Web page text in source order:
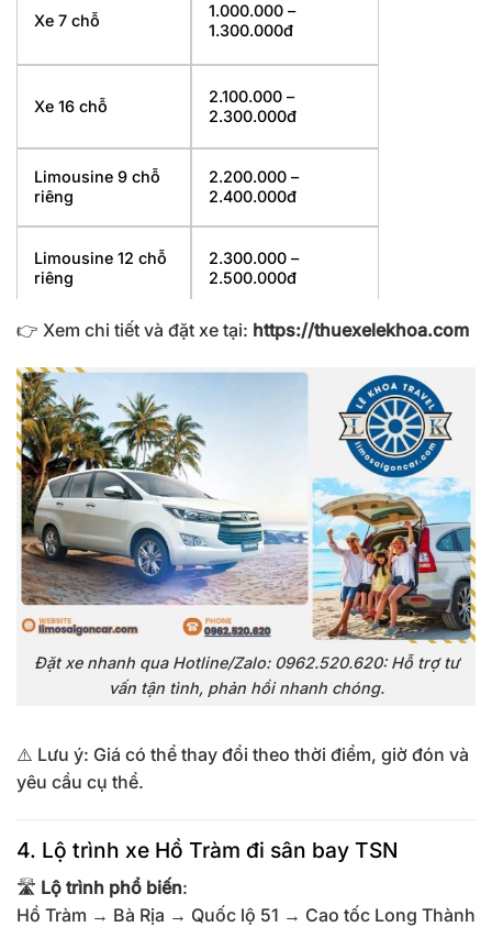
Xe 7 chỗ
1.000.000 –
1.300.000đ
Xe 16 chỗ
2.100.000 –
2.300.000đ
Limousine 9 chỗ
riêng
2.200.000 –
2.400.000đ
Limousine 12 chỗ
riêng
2.300.000 –
2.500.000đ
👉 Xem chi tiết và đặt xe tại: https://thuexelekhoa.com
Đặt xe nhanh qua Hotline/Zalo: 0962.520.620: Hỗ trợ tư
vấn tận tình, phản hồi nhanh chóng.
⚠️ Lưu ý: Giá có thể thay đổi theo thời điểm, giờ đón và
yêu cầu cụ thể.
4. Lộ trình xe Hồ Tràm đi sân bay TSN
🛣 Lộ trình phổ biến:
Hồ Tràm → Bà Rịa → Quốc lộ 51 → Cao tốc Long Thành